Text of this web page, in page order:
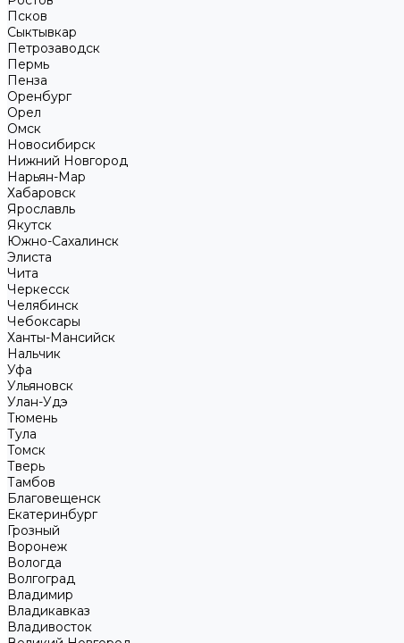
Псков
Сыктывкар
Петрозаводск
Пермь
Пенза
Оренбург
Орел
Омск
Новосибирск
Нижний Новгород
Нарьян-Мар
Хабаровск
Ярославль
Якутск
Южно-Сахалинск
Элиста
Чита
Черкесск
Челябинск
Чебоксары
Ханты-Мансийск
Нальчик
Уфа
Ульяновск
Улан-Удэ
Тюмень
Тула
Томск
Тверь
Тамбов
Благовещенск
Екатеринбург
Грозный
Воронеж
Вологда
Волгоград
Владимир
Владикавказ
Владивосток